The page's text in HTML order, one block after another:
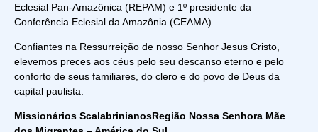
Eclesial Pan-Amazônica (REPAM) e 1º presidente da
Conferência Eclesial da Amazônia (CEAMA).
Confiantes na Ressurreição de nosso Senhor Jesus Cristo,
elevemos preces aos céus pelo seu descanso eterno e pelo
conforto de seus familiares, do clero e do povo de Deus da
capital paulista.
Missionários ScalabrinianosRegião Nossa Senhora Mãe